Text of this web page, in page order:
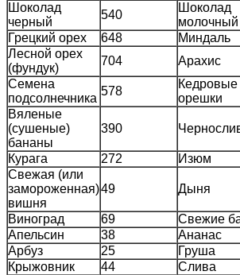
Шоколад
черный
540
Шоколад
молочный
Грецкий орех
648 Миндаль
Лесной орех
(фундук)
704 Арахис
Семена
подсолнечника
578
Кедровые
орешки
Вяленые
(сушеные)
бананы
390
Курага 272 Изюм
Свежая (или
замороженная)
вишня
49 Дыня
Виноград 69 Свежие
Апельсин
38 Ананас
Арбуз
25 Груша
Крыжовник
44 Слива